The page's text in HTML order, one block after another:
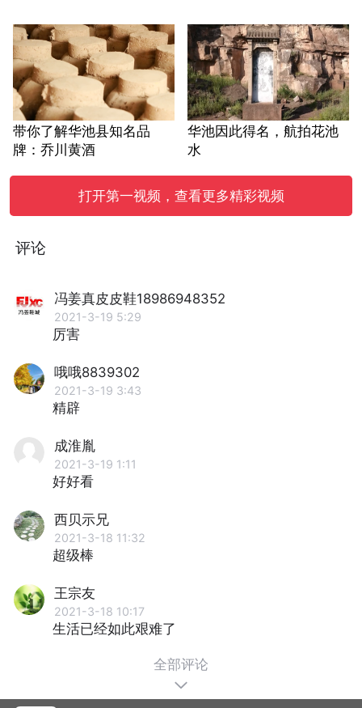
带你了解华池县知名品
牌：乔川黄酒
华池因此得名，航拍花池
水
打开第一视频，查看更多精彩视频
评论
冯姜真皮皮鞋18986948352
2021-3-19 5:29
厉害
哦哦8839302
2021-3-19 3:43
精辟
成淮胤
2021-3-19 1:11
好好看
西贝示兄
2021-3-18 11:32
超级棒
王宗友
2021-3-18 10:17
生活已经如此艰难了
全部评论